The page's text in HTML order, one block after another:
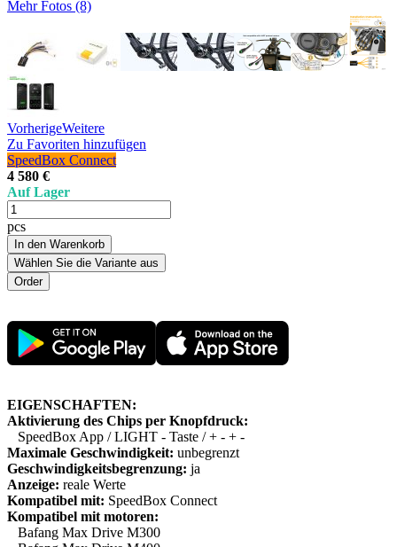
Mehr Fotos (8)
VorherigeWeitere
Zu Favoriten hinzufügen
SpeedBox Connect
4 580 €
Auf Lager
pcs
In den Warenkorb
Wählen Sie die Variante aus
EIGENSCHAFTEN:
Aktivierung des Chips per Knopfdruck:
SpeedBox App / LIGHT - Taste / + - + -
Maximale Geschwindigkeit: unbegrenzt
Geschwindigkeitsbegrenzung: ja
Anzeige: reale Werte
Kompatibel mit: SpeedBox Connect
Kompatibel mit motoren:
Bafang Max Drive M300